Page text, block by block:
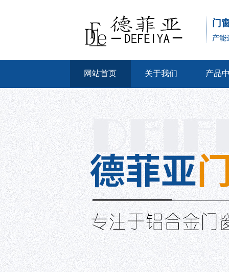
门
产能
网站首页 关于我们 产品